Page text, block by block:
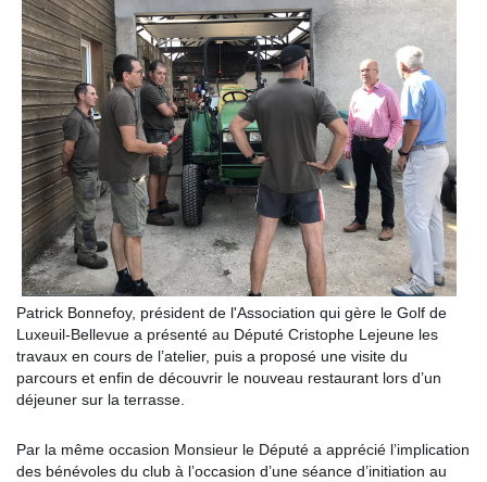
Patrick Bonnefoy, président de l'Association qui gère le Golf de
Luxeuil-Bellevue a présenté au Député Cristophe Lejeune les
travaux en cours de l’atelier, puis a proposé une visite du
parcours et enfin de découvrir le nouveau restaurant lors d’un
déjeuner sur la terrasse.
Par la même occasion Monsieur le Député a apprécié l’implication
des bénévoles du club à l’occasion d’une séance d’initiation au